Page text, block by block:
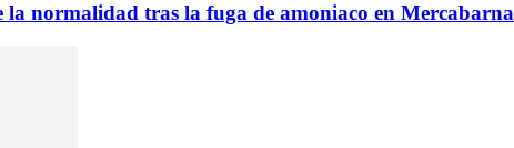
la normalidad tras la fuga de amoniaco en Mercabarna